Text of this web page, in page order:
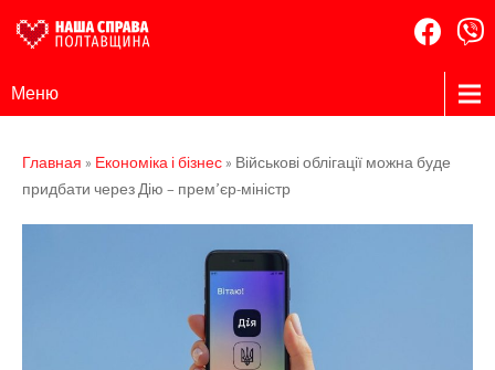
Справа
Полтавщина
організація
Меню
Главная » Економіка і бізнес » Військові облігації можна буде
придбати через Дію – прем’єр-міністр